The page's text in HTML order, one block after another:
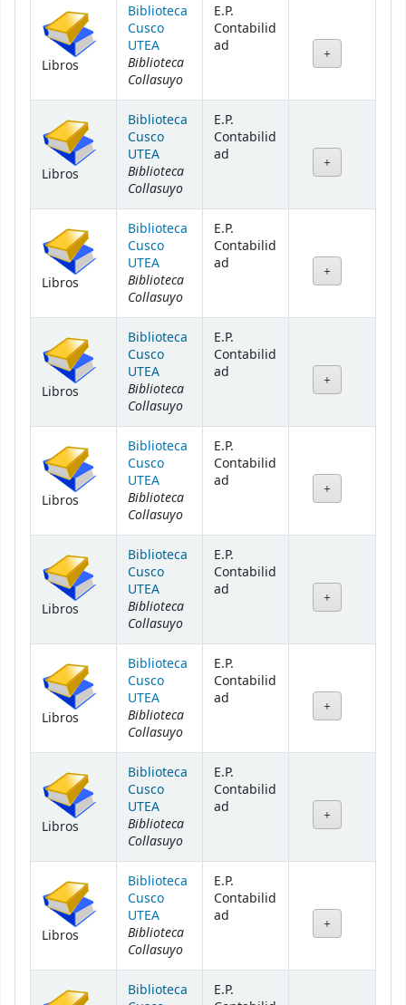
Libros
Biblioteca
Cusco
UTEA
Biblioteca
Collasuyo
E.P.
Contabilid
ad
Libros
Biblioteca
Cusco
UTEA
Biblioteca
Collasuyo
E.P.
Contabilid
ad
Libros
Biblioteca
Cusco
UTEA
Biblioteca
Collasuyo
E.P.
Contabilid
ad
Libros
Biblioteca
Cusco
UTEA
Biblioteca
Collasuyo
E.P.
Contabilid
ad
Libros
Biblioteca
Cusco
UTEA
Biblioteca
Collasuyo
E.P.
Contabilid
ad
Libros
Biblioteca
Cusco
UTEA
Biblioteca
Collasuyo
E.P.
Contabilid
ad
Libros
Biblioteca
Cusco
UTEA
Biblioteca
Collasuyo
E.P.
Contabilid
ad
Libros
Biblioteca
Cusco
UTEA
Biblioteca
Collasuyo
E.P.
Contabilid
ad
Libros
Biblioteca
Cusco
UTEA
Biblioteca
Collasuyo
E.P.
Contabilid
ad
Biblioteca
E.P.